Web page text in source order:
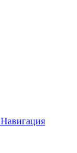
Навигация